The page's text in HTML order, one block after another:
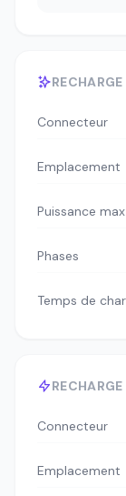
Connecteur
Emplacement
Puissance max
Phases
Temps de
Connecteur
Emplacement